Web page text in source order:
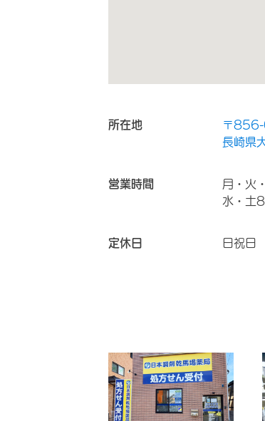
所在地
〒
長崎県
営業時間
月・火
水・土
定休日 日祝日